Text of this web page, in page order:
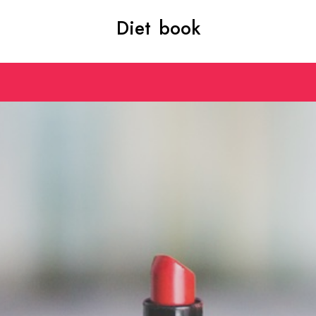
Diet book